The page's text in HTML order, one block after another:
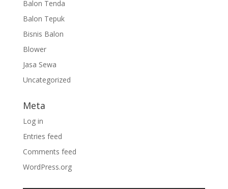
Balon Tenda
Balon Tepuk
Bisnis Balon
Blower
Jasa Sewa
Uncategorized
Meta
Log in
Entries feed
Comments feed
WordPress.org